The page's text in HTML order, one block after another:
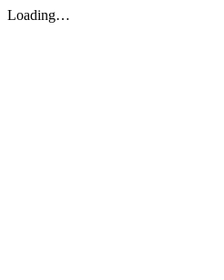
Loading…